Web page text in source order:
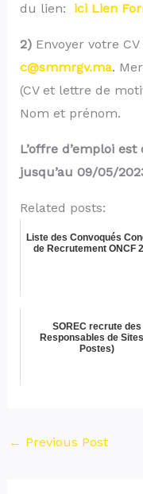
du lien: ici Lien
2)Envoyer votre CV
c@smmrgv.ma.
(CV et lettre de
Nom et prénom.
L’offre d’emploi
jusqu’au 09/05/
Related posts:
Liste des Convoqués
de Recrutement ONCF
SOREC recrute des
Responsables de
Postes)
← Previous Post